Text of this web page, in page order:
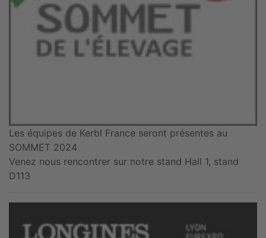
Les équipes de Kerbl France seront présentes au
SOMMET 2024
Venez nous rencontrer sur notre stand Hall 1, stand
D113